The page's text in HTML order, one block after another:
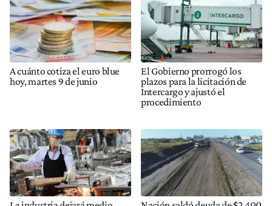
A cuánto cotiza el euro blue
hoy, martes 9 de junio
El Gobierno prorrogó los
plazos para la licitación de
Intercargo y ajustó el
procedimiento